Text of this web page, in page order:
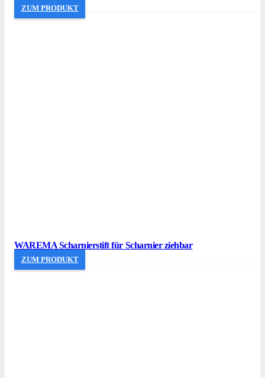
ZUM PRODUKT
WAREMA Scharnierstift für Scharnier ziehbar
ZUM PRODUKT